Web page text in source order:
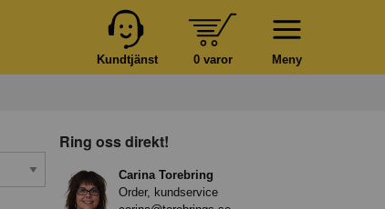
Meny
0 varor
Kundtjänst
Ring oss direkt!
Carina Torebring
Order, kundservice